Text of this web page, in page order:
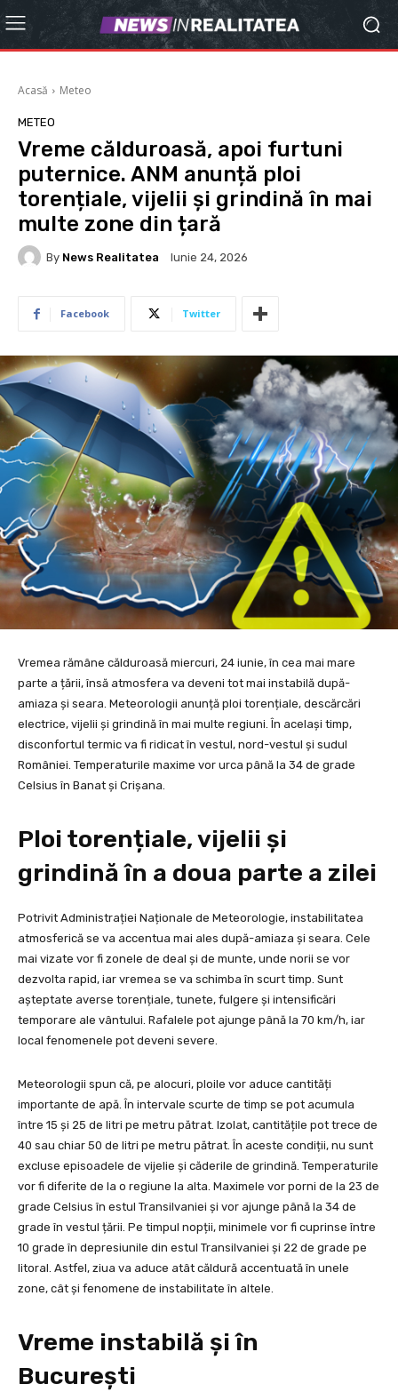
Acasă Meteo
METEO
Vreme călduroasă, apoi furtuni
puternice. ANM anunță ploi
torențiale, vijelii și grindină în mai
multe zone din țară
By News Realitatea Iunie 24, 2026
Facebook Twitter
Vremea rămâne călduroasă miercuri, 24 iunie, în cea mai mare
parte a țării, însă atmosfera va deveni tot mai instabilă după-
amiaza și seara. Meteorologii anunță ploi torențiale, descărcări
electrice, vijelii și grindină în mai multe regiuni. În același timp,
disconfortul termic va fi ridicat în vestul, nord-vestul și sudul
României. Temperaturile maxime vor urca până la 34 de grade
Celsius în Banat și Crișana.
Ploi torențiale, vijelii și
grindină în a doua parte a zilei
Potrivit Administrației Naționale de Meteorologie, instabilitatea
atmosferică se va accentua mai ales după-amiaza și seara. Cele
mai vizate vor fi zonele de deal și de munte, unde norii se vor
dezvolta rapid, iar vremea se va schimba în scurt timp. Sunt
așteptate averse torențiale, tunete, fulgere și intensificări
temporare ale vântului. Rafalele pot ajunge până la 70 km/h, iar
local fenomenele pot deveni severe.
Meteorologii spun că, pe alocuri, ploile vor aduce cantități
importante de apă. În intervale scurte de timp se pot acumula
între 15 și 25 de litri pe metru pătrat. Izolat, cantitățile pot trece de
40 sau chiar 50 de litri pe metru pătrat. În aceste condiții, nu sunt
excluse episoadele de vijelie și căderile de grindină. Temperaturile
vor fi diferite de la o regiune la alta. Maximele vor porni de la 23 de
grade Celsius în estul Transilvaniei și vor ajunge până la 34 de
grade în vestul țării. Pe timpul nopții, minimele vor fi cuprinse între
10 grade în depresiunile din estul Transilvaniei și 22 de grade pe
litoral. Astfel, ziua va aduce atât căldură accentuată în unele
zone, cât și fenomene de instabilitate în altele.
Vreme instabilă și în
București